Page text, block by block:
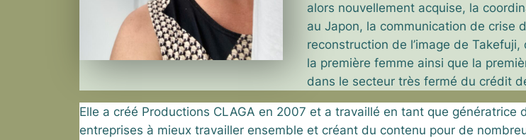
alors nouvellement acquise, la
au Japon, la communication de crise
reconstruction de l’image de
la première femme ainsi que la
dans le secteur très fermé du crédit
Elle a créé Productions CLAGA en 2007 et a travaillé en tant que génératrice
entreprises à mieux travailler ensemble et créant du contenu pour de